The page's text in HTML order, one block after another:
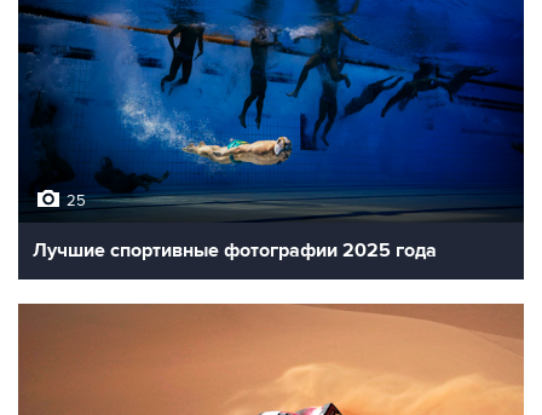
25
Лучшие спортивные фотографии 2025 года